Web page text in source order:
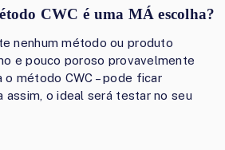
CWC é uma MÁ escolha?
nenhum método ou produto
e pouco poroso provavelmente
o método CWC – pode ficar
assim, o ideal será testar no seu